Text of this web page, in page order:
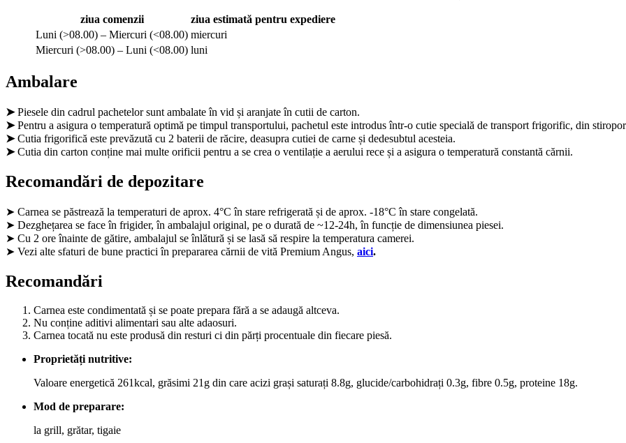
ziua comenzii
ziua estimată pentru expediere
Luni (>08.00) – Miercuri (<08.00) miercuri
Miercuri (>08.00) – Luni (<08.00) luni
Ambalare
➤Piesele din cadrul pachetelor sunt ambalate în vid și aranjate în cutii de carton.
➤Pentru a asigura o temperatură optimă pe timpul transportului, pachetul este introdus într-o cutie specială de transport frigorific, din
➤Cutia frigorifică este prevăzută cu 2 baterii de răcire, deasupra cutiei de carne și dedesubtul acesteia.
➤Cutia din carton conține mai multe orificii pentru a se crea o ventilație a aerului rece și a asigura o temperatură constantă cărnii.
Recomandări de depozitare
➤ Carnea se păstrează la temperaturi de aprox. 4°C în stare refrigerată și de aprox. -18°C în stare congelată.
➤ Dezghețarea se face în frigider, în ambalajul original, pe o durată de ~12-24h, în funcție de dimensiunea piesei.
➤ Cu 2 ore înainte de gătire, ambalajul se înlătură și se lasă să respire la temperatura camerei.
➤ Vezi alte sfaturi de bune practici în prepararea cărnii de vită Premium Angus, aici.
Recomandări
Carnea este condimentată și se poate prepara fără a se adaugă altceva.
Nu conține aditivi alimentari sau alte adaosuri.
Carnea tocată nu este produsă din resturi ci din părți procentuale din fiecare piesă.
Proprietăți nutritive:
Valoare energetică 261kcal, grăsimi 21g din care acizi grași saturați 8.8g, glucide/carbohidrați 0.3g, fibre 0.5g, proteine 18g.
Mod de preparare:
la grill, grătar, tigaie